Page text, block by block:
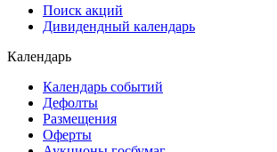
Самые популярные облигации на
Дивидендный календарь
Календарь
Календарь событий